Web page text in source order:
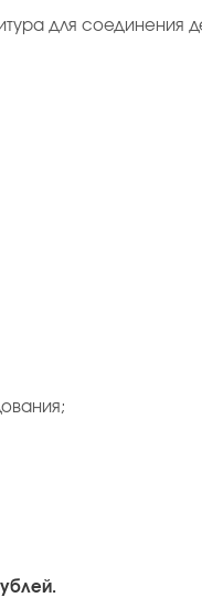
для